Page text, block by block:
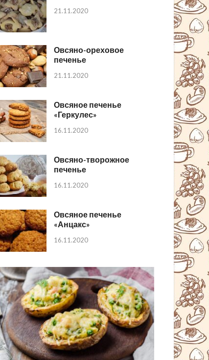
21.11.2020
Овсяно-ореховое
печенье
21.11.2020
Овсяное печенье
«Геркулес»
16.11.2020
Овсяно-творожное
печенье
16.11.2020
Овсяное печенье
«Анцакс»
16.11.2020